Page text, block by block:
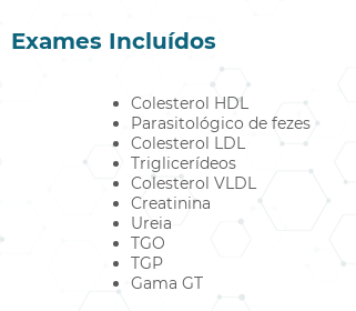
Exames Incluídos
Colesterol HDL
Parasitológico de fezes
Colesterol LDL
Triglicerídeos
Colesterol VLDL
Creatinina
Ureia
TGO
TGP
Gama GT